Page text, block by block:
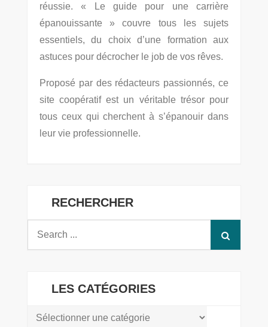
réussie. « Le guide pour une carrière
épanouissante » couvre tous les sujets
essentiels, du choix d’une formation aux
astuces pour décrocher le job de vos rêves.
Proposé par des rédacteurs passionnés, ce
site coopératif est un véritable trésor pour
tous ceux qui cherchent à s’épanouir dans
leur vie professionnelle.
RECHERCHER
LES CATÉGORIES
LES